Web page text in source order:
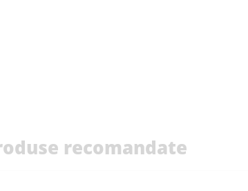
recomandate